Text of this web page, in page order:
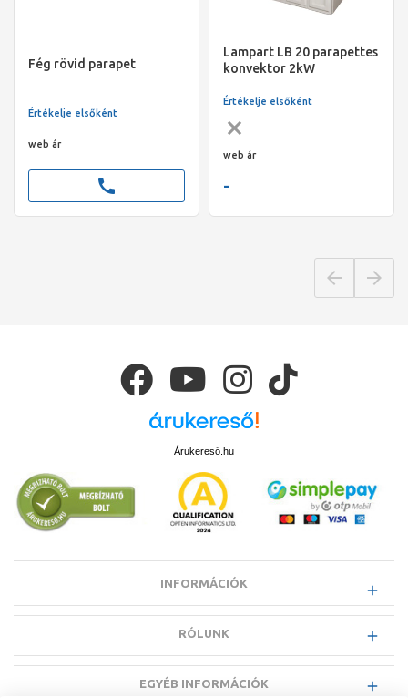
Fég rövid parapet
Értékelje elsőként
web ár
call
Lampart LB 20 parapettes
konvektor 2kW
Értékelje elsőként
web ár
-
Árukereső.hu
INFORMÁCIÓK
RÓLUNK
EGYÉB INFORMÁCIÓK